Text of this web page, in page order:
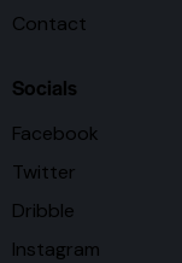
Contact
Socials
Facebook
Twitter
Dribble
Instagram